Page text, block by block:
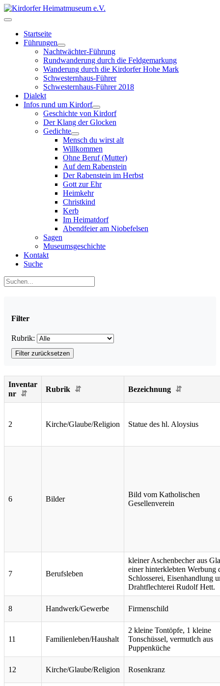
Startseite
Führungen
Nachtwächter-Führung
Rundwanderung durch die Feldgemarkung
Wanderung durch die Kirdorfer Hohe Mark
Schwesternhaus-Führer
Schwesternhaus-Führer 2018
Dialekt
Infos rund um Kirdorf
Geschichte von Kirdorf
Der Klang der Glocken
Gedichte
Mensch du wirst alt
Willkommen
Ohne Beruf (Mutter)
Auf dem Rabenstein
Der Rabenstein im Herbst
Gott zur Ehr
Heimkehr
Christkind
Kerb
Im Heimatdorf
Abendfeier am Niobefelsen
Sagen
Museumsgeschichte
Kontakt
Suche
Filter
Rubrik:
Filter zurücksetzen
Inventar
nr
Rubrik Bezeichnung
2 Kirche/Glaube/Religion Statue des hl. Aloysius
6 Bilder
Bild vom Katholischen
Gesellenverein
7 Berufsleben
kleiner Aschenbecher aus
einer hinterklebten Werbung
Schlosserei, Eisenhandlung
Drahtflechterei Rudolf Hett.
8 Handwerk/Gewerbe Firmenschild
11 Familienleben/Haushalt
2 kleine Tontöpfe, 1 kleine
Tonschüssel, vermutlch aus
Puppenküche
12 Kirche/Glaube/Religion Rosenkranz